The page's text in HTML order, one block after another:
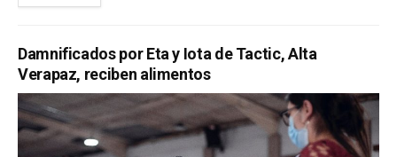
Damnificados por Eta y Iota de Tactic, Alta
Verapaz, reciben alimentos